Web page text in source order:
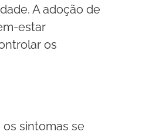
A adoção de
estar
os
sintomas se